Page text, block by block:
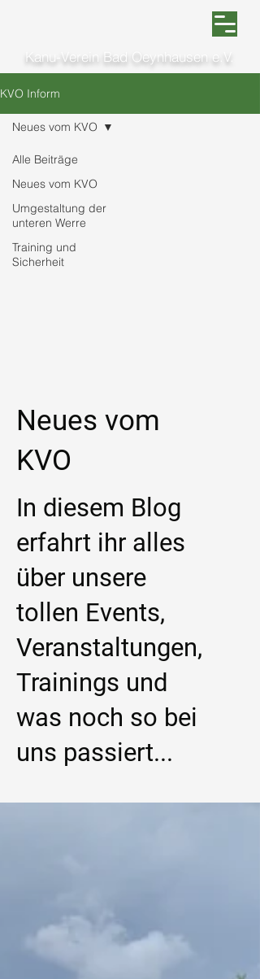
Kanu-Verein Bad Oeynhausen e.V.
KVO Inform
Alle Beiträge
Neues vom KVO
Umgestaltung der
unteren Werre
Training und
Sicherheit
Neues vom KVO
Neues vom
KVO
In diesem Blog
erfahrt ihr alles
über unsere
tollen Events,
Veranstaltungen,
Trainings und
was noch so bei
uns passiert...